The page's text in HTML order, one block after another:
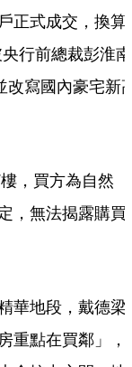
正式成交，換算
行前總裁彭淮南
改寫國內豪宅新
，買方為自然
，無法揭露購買
華地段，戴德梁
重點在買鄰」，